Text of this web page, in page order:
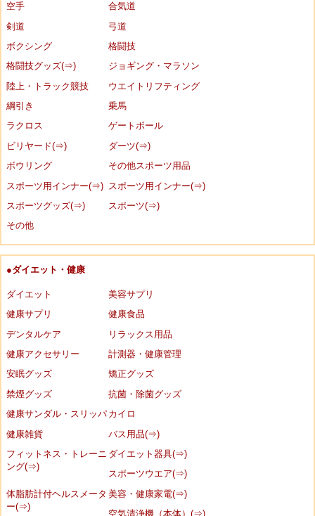
空手
合気道
剣道
弓道
ボクシング
格闘技
格闘技グッズ(⇒)
ジョギング・マラソン
陸上・トラック競技
ウエイトリフティング
綱引き
乗馬
ラクロス
ゲートボール
ビリヤード(⇒)
ダーツ(⇒)
ボウリング
その他スポーツ用品
スポーツ用インナー(⇒)
スポーツ用インナー(⇒)
スポーツグッズ(⇒)
スポーツ(⇒)
その他
●ダイエット・健康
ダイエット
美容サプリ
健康サプリ
健康食品
デンタルケア
リラックス用品
健康アクセサリー
計測器・健康管理
安眠グッズ
矯正グッズ
禁煙グッズ
抗菌・除菌グッズ
健康サンダル・スリッパ カイロ
健康雑貨
バス用品(⇒)
フィットネス・トレーニ
ング(⇒)
ダイエット器具(⇒)
スポーツウエア(⇒)
体脂肪計付ヘルスメータ
ー(⇒)
美容・健康家電(⇒)
空気清浄機（本体）(⇒)